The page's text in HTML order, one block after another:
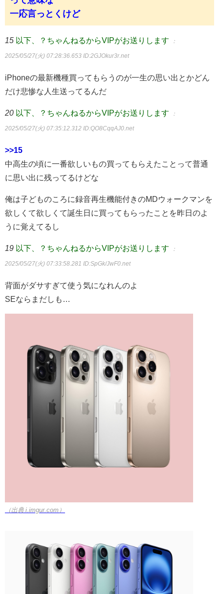
一応言っとくけど
15 以下、？ちゃんねるからVIPがお送りします ：
2025/05/27(火) 07:28:36.653 ID:2GJOkur3r.net
iPhoneの最新機種買ってもらうのが一生の思い出とかどん
だけ悲惨な人生送ってるんだ
20 以下、？ちゃんねるからVIPがお送りします ：
2025/05/27(火) 07:35:12.312 ID:QO8CqqAJ0.net
>>15
中高生の頃に一番欲しいもの買ってもらえたことって普通
に思い出に残ってるけどな
俺は子どものころに録音再生機能付きのMDウォークマンを
欲しくて欲しくて誕生日に買ってもらったことを昨日のよ
うに覚えてるし
19 以下、？ちゃんねるからVIPがお送りします ：
2025/05/27(火) 07:33:58.281 ID:SpGk/JwF0.net
背面がダサすぎて使う気になれんのよ
SEならまだしも…
（出典 i.imgur.com）